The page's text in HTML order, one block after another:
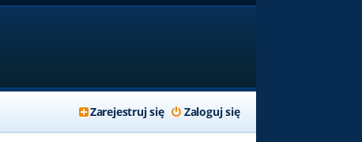
Zaloguj się
Zarejestruj się